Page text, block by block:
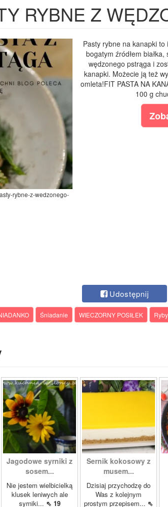
RYBNE Z
rybne-z-wedzonego-
Pasty rybne na kanapki
bogatym źródłem
wędzonego pstrąga i
kanapki. Możecie ją też
omleta!FIT PASTA NA
100 g
Udostępnij
Śniadanie WIECZORNY POSIŁEK Ryby
Jagodowe syrniki z
sosem...
Nie jestem wielbicielką
klusek leniwych ale
syrniki... ⇖ 19
Sernik kokosowy z
musem...
Dzisiaj przychodzę do
Was z kolejnym
prostym przepisem... ⇖